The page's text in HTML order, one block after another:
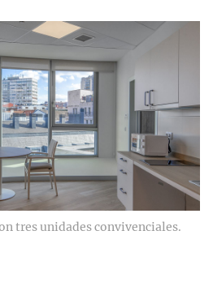
tres unidades convivenciales.